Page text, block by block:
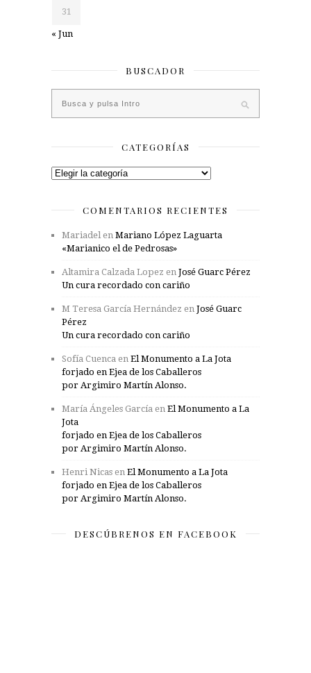
31
« Jun
BUSCADOR
CATEGORÍAS
Categorías
COMENTARIOS RECIENTES
Mariadel en Mariano López Laguarta
«Marianico el de Pedrosas»
Altamira Calzada Lopez en José Guarc Pérez
Un cura recordado con cariño
M Teresa García Hernández en José Guarc
Pérez
Un cura recordado con cariño
Sofía Cuenca en El Monumento a La Jota
forjado en Ejea de los Caballeros
por Argimiro Martín Alonso.
María Ángeles García en El Monumento a La
Jota
forjado en Ejea de los Caballeros
por Argimiro Martín Alonso.
Henri Nicas en El Monumento a La Jota
forjado en Ejea de los Caballeros
por Argimiro Martín Alonso.
DESCÚBRENOS EN FACEBOOK